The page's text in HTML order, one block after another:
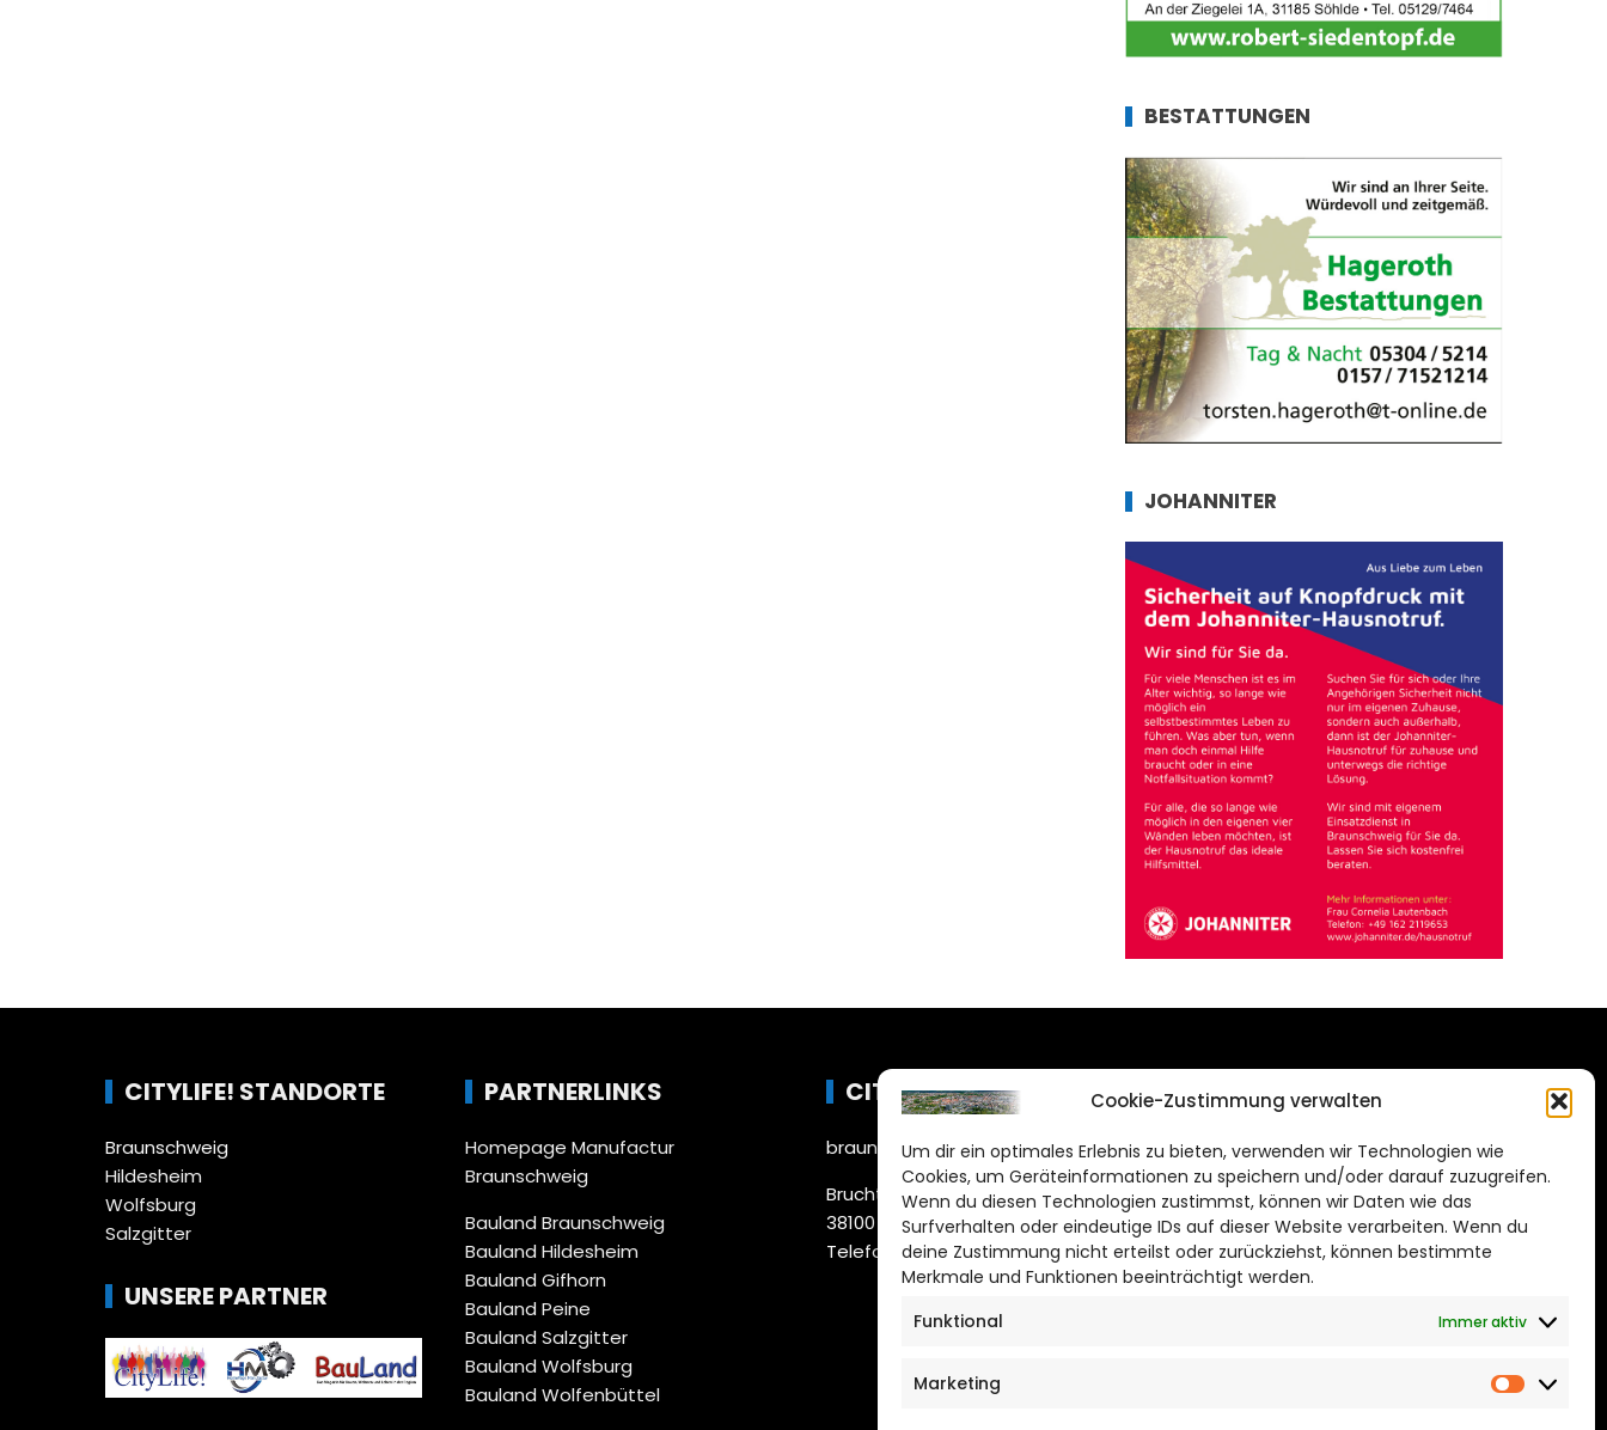
Cookie-Zustimmung verwalten
Um dir ein optimales Erlebnis zu bieten, verwenden wir Technologien wie
Cookies, um Geräteinformationen zu speichern und/oder darauf zuzugreifen.
Wenn du diesen Technologien zustimmst, können wir Daten wie das
Surfverhalten oder eindeutige IDs auf dieser Website verarbeiten. Wenn du
deine Zustimmung nicht erteilst oder zurückziehst, können bestimmte
Merkmale und Funktionen beeinträchtigt werden.
Funktional
Immer aktiv
Marketing
BESTATTUNGEN
JOHANNITER
CITYLIFE! STANDORTE
Braunschweig
Hildesheim
Wolfsburg
Salzgitter
UNSERE PARTNER
PARTNERLINKS
Homepage Manufactur
Braunschweig
Bauland Braunschweig
Bauland Hildesheim
Bauland Gifhorn
Bauland Peine
Bauland Salzgitter
Bauland Wolfsburg
Bauland Wolfenbüttel
CITYLIFE!
braunschweig@citylifemedien.de
Bruchtorwall 12
38100 Braunschweig
Telefon: 0531 387220 – 65
DAS STADTMAGAZIN
FÜR BRAUNSCHWEIG
Impressum
Datenschutzerklärung
Cookie Richtlinie
CITYLIFE! BEI FACEBOOK